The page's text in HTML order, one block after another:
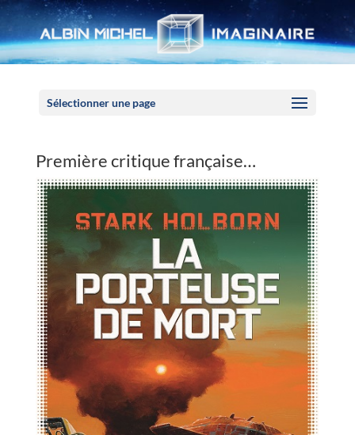
Sélectionner une page
Première critique française…
Panneau de gestion des cookies